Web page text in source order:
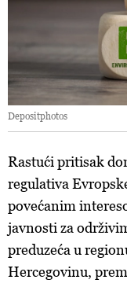
Depositphotos
Rastući pritisak
regulativa
povećanim
javnosti za
preduzeća u
Hercegovinu,